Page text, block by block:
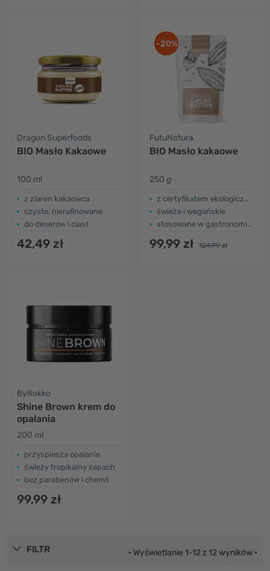
Dragon Superfoods
BIO Masło Kakaowe
100 ml
z ziaren kakaowca
czyste, nierafinowane
do deserów i ciast
42,49 zł
-20%
FutuNatura
BIO Masło kakaowe
250 g
z certyfikatem ekologicznym
świeże i wegańskie
stosowane w gastronomii i kosmetyce
99,99 zł 124,99 zł
ByRokko
Shine Brown krem do
opalania
200 ml
przyspiesza opalanie
świeży tropikalny zapach
bez parabenów i chemii
99,99 zł
FILTR • Wyświetlanie 1-12 z 12 wyników •